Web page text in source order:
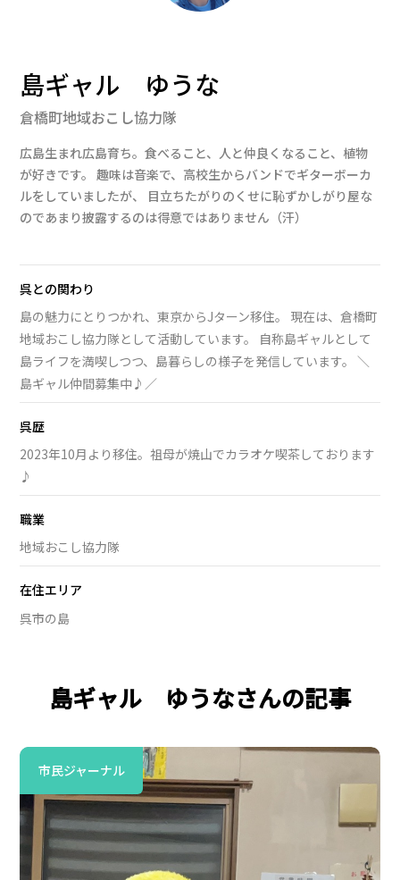
島ギャル ゆうな
倉橋町地域おこし協力隊
広島生まれ広島育ち。食べること、人と仲良くなること、植物
が好きです。 趣味は音楽で、高校生からバンドでギターボーカ
ルをしていましたが、 目立ちたがりのくせに恥ずかしがり屋な
のであまり披露するのは得意ではありません（汗）
呉との関わり
島の魅力にとりつかれ、東京からJターン移住。 現在は、倉橋町
地域おこし協力隊として活動しています。 自称島ギャルとして
島ライフを満喫しつつ、島暮らしの様子を発信しています。 ＼
島ギャル仲間募集中♪／
呉歴
2023年10月より移住。祖母が焼山でカラオケ喫茶しております
♪
職業
地域おこし協力隊
在住エリア
呉市の島
島ギャル ゆうなさんの記事
市民ジャーナル